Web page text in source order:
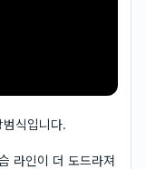
식입니다.
라인이 더 도드라져